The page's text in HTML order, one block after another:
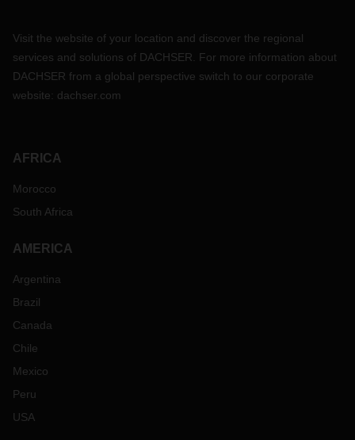
Visit the website of your location and discover the regional
services and solutions of DACHSER. For more information about
DACHSER from a global perspective switch to our corporate
website: dachser.com
AFRICA
Morocco
South Africa
AMERICA
Argentina
Brazil
Canada
Chile
Mexico
Peru
USA